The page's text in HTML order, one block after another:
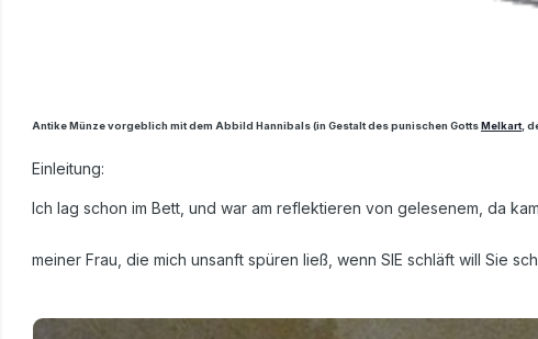
Antike Münze vorgeblich mit dem Abbild Hannibals (in Gestalt des punischen GottsMelkart ,
Einleitung:
Ich lag schon im Bett, und war am reflektieren von gelesenem, da
meiner Frau, die mich unsanft spüren ließ, wenn SIE schläft will Sie